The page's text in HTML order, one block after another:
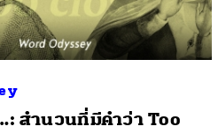
สำนวนที่มีคำว่า Too